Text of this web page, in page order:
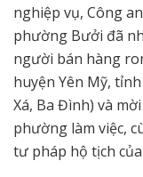
nghiệp vụ, Công
phường Bưởi đã
người bán hàng
huyện Yên Mỹ,
Xá, Ba Đình) và
phường làm việc,
tư pháp hộ tịch